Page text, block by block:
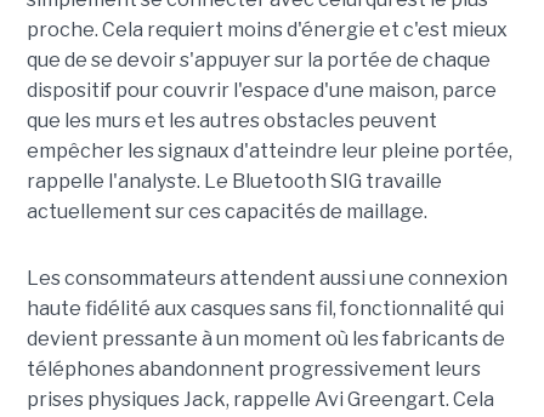
proche. Cela requiert moins d'énergie et c'est mieux
que de se devoir s'appuyer sur la portée de chaque
dispositif pour couvrir l'espace d'une maison, parce
que les murs et les autres obstacles peuvent
empêcher les signaux d'atteindre leur pleine portée,
rappelle l'analyste. Le Bluetooth SIG travaille
actuellement sur ces capacités de maillage.
Les consommateurs attendent aussi une connexion
haute fidélité aux casques sans fil, fonctionnalité qui
devient pressante à un moment où les fabricants de
téléphones abandonnent progressivement leurs
prises physiques Jack, rappelle Avi Greengart. Cela